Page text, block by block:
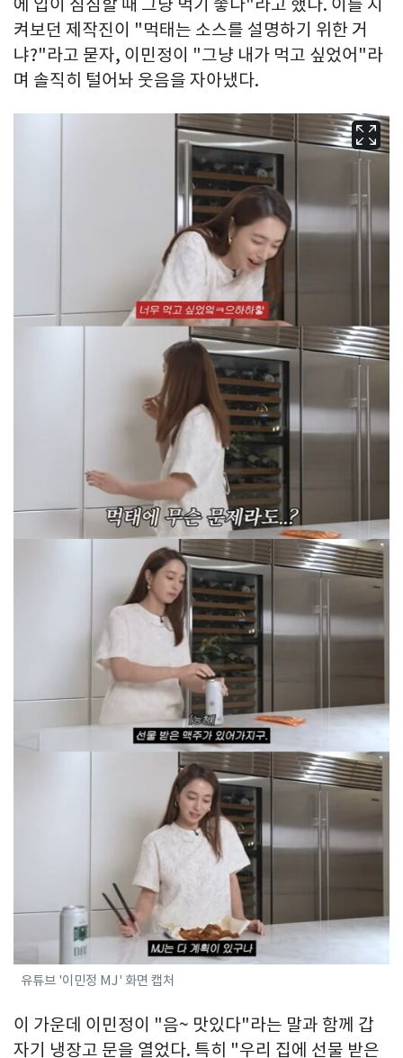
켜보던 제작진이 "먹태는 소스를 설명하기 위한 거
냐?"라고 묻자, 이민정이 "그냥 내가 먹고 싶었어"라
며 솔직히 털어놔 웃음을 자아냈다.
유튜브 '이민정 MJ' 화면 캡처
이 가운데 이민정이 "음~ 맛있다"라는 말과 함께 갑
자기 냉장고 문을 열었다. 특히 "우리 집에 선물 받은